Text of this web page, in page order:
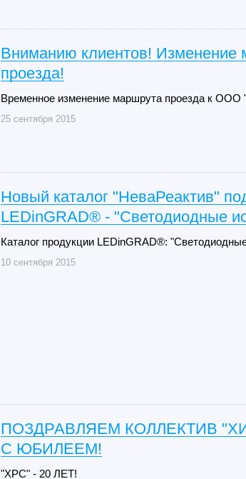
Вниманию клиентов! Изменение
проезда!
Временное изменение маршрута проезда к ООО
25 сентября 2015
Новый каталог "НеваРеактив"
LEDinGRAD® - "Светодиодные
Каталог продукции LEDinGRAD®:
10 сентября 2015
ПОЗДРАВЛЯЕМ КОЛЛЕКТИВ
С ЮБИЛЕЕМ!
"ХРС" - 20 ЛЕТ!